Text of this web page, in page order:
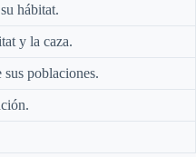
hábitat.
y la caza.
poblaciones.